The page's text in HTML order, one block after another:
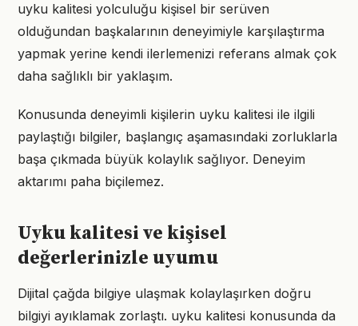
uyku kalitesi yolculuğu kişisel bir serüven
olduğundan başkalarının deneyimiyle karşılaştırma
yapmak yerine kendi ilerlemenizi referans almak çok
daha sağlıklı bir yaklaşım.
Konusunda deneyimli kişilerin uyku kalitesi ile ilgili
paylaştığı bilgiler, başlangıç aşamasındaki zorluklarla
başa çıkmada büyük kolaylık sağlıyor. Deneyim
aktarımı paha biçilemez.
Uyku kalitesi ve kişisel
değerlerinizle uyumu
Dijital çağda bilgiye ulaşmak kolaylaşırken doğru
bilgiyi ayıklamak zorlaştı. uyku kalitesi konusunda da